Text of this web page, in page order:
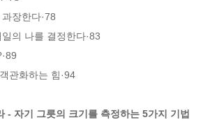
장한다·78
의 나를 결정한다·83
관화하는 힘·94
- 자기 그릇의 크기를 측정하는 5가지 기법